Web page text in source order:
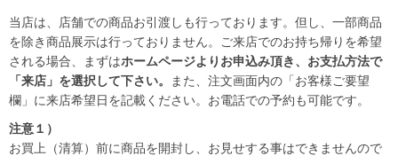
当店は、店舗での商品お引渡しも行っております。但し、一部商品
を除き商品展示は行っておりません。ご来店でのお持ち帰りを希望
される場合、まずはホームページよりお申込み頂き、お支払方法で
「来店」を選択して下さい。
また、注文画面内の「お客様ご要望
欄」に来店希望日を記載ください。お電話での予約も可能です。
注意１）
お買上（清算）前に商品を開封し、お見せする事はできませんので